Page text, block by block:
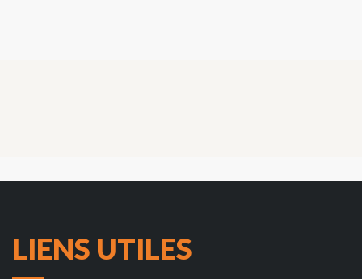
LIENS UTILES